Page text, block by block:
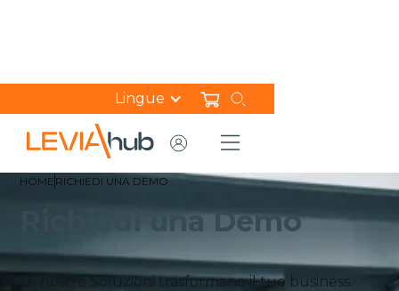
Lingue
HOME RICHIEDI UNA DEMO
Richiedi una Demo
Le nostre Soluzioni trasformano il tuo business.